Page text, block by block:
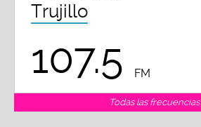
Trujillo
107.5 FM
Todas las frecuencias